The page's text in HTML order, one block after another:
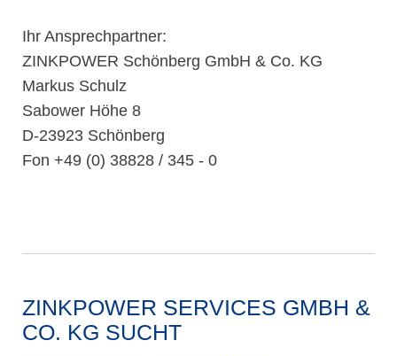
Ihr Ansprechpartner:
ZINKPOWER Schönberg GmbH & Co. KG
Markus Schulz
Sabower Höhe 8
D-23923 Schönberg
Fon +49 (0) 38828 / 345 - 0
ZINKPOWER SERVICES GMBH &
CO. KG SUCHT